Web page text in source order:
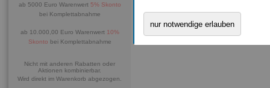
nur notwendige erlauben
ab 5000 Euro Warenwert 5% Skonto
bei Komplettabnahme
ab 10.000,00 Euro Warenwert 10%
Skonto bei Komplettabnahme
Nicht mit anderen Rabatten oder
Aktionen kombinierbar.
Wird direkt im Warenkorb abgezogen.